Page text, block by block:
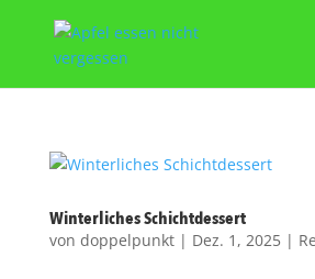
Winterliches Schichtdessert
von doppelpunkt| Dez. 1, 2025|